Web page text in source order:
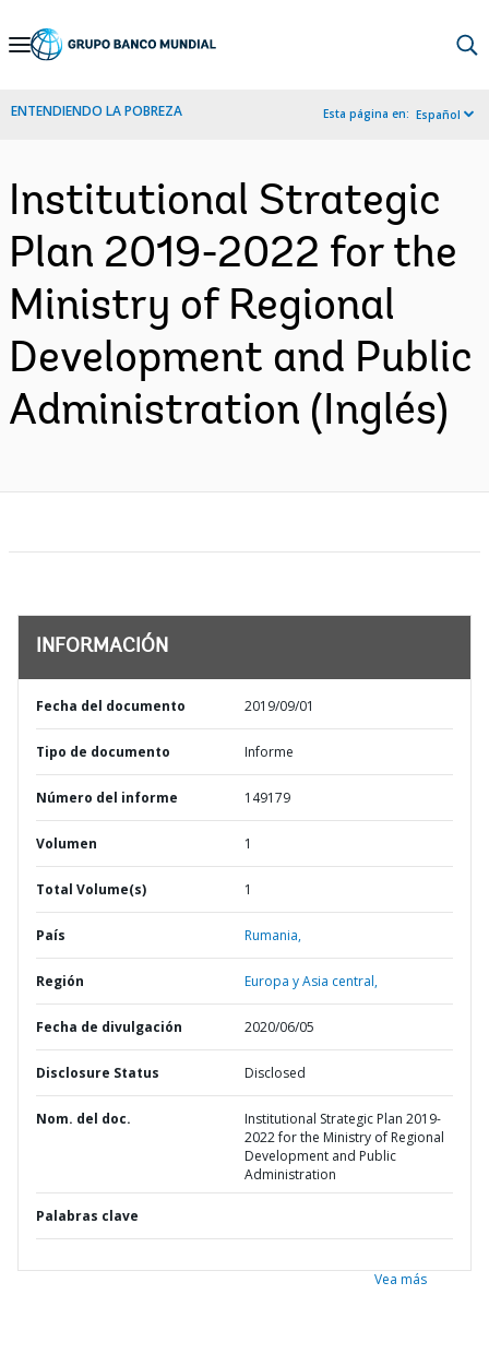
Skip
Navigation
ENTENDIENDO LA POBREZA Esta página en: Español
Institutional Strategic
Plan 2019-2022 for the
Ministry of Regional
Development and Public
Administration (Inglés)
INFORMACIÓN
Fecha del documento 2019/09/01
Tipo de documento Informe
Número del informe 149179
Volumen 1
Total Volume(s) 1
País Rumania,
Región Europa y Asia central,
Fecha de divulgación 2020/06/05
Disclosure Status Disclosed
Nom. del doc.
Institutional Strategic Plan 2019-
2022 for the Ministry of Regional
Development and Public
Administration
Palabras clave
Vea más